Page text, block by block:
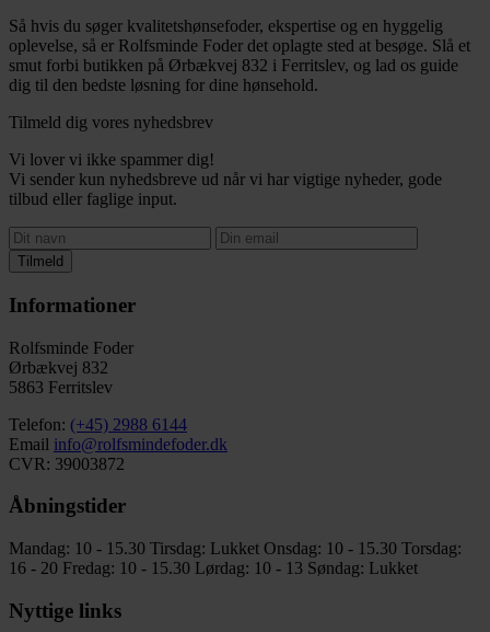
Så hvis du søger kvalitetshønsefoder, ekspertise og en hyggelig
oplevelse, så er Rolfsminde Foder det oplagte sted at besøge. Slå et
smut forbi butikken på Ørbækvej 832 i Ferritslev, og lad os guide
dig til den bedste løsning for dine hønsehold.
Tilmeld dig vores nyhedsbrev
Vi lover vi ikke spammer dig!
Vi sender kun nyhedsbreve ud når vi har vigtige nyheder, gode
tilbud eller faglige input.
Tilmeld
Informationer
Rolfsminde Foder
Ørbækvej 832
5863 Ferritslev
Telefon: (+45) 2988 6144
Email info@rolfsmindefoder.dk
CVR: 39003872
Åbningstider
Mandag: 10 - 15.30 Tirsdag: Lukket Onsdag: 10 - 15.30 Torsdag:
16 - 20 Fredag: 10 - 15.30 Lørdag: 10 - 13 Søndag: Lukket
Nyttige links